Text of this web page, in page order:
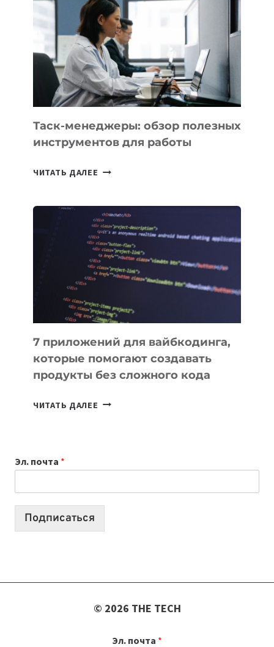
КАКИЕ
3
ЗАДАЧИ
ЕМУ
МОЖНО
ПОРУЧИТЬ
УЖЕ
СЕГОДНЯ
Таск-менеджеры: обзор полезных
инструментов для работы
ЧИТАТЬ ДАЛЕЕ ТАСК-
ПОЛЕЗНЫХ
ИНСТРУМЕНТОВ
ДЛЯ
РАБОТЫ
7 приложений для вайбкодинга,
которые помогают создавать
продукты без сложного кода
ЧИТАТЬ ДАЛЕЕ 7
СОЗДАВАТЬ
ПРОДУКТЫ
Эл. почта *
Подписаться
© 2026 THE TECH
Эл. почта *